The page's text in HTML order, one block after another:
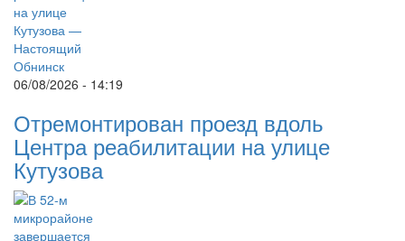
06/08/2026 - 14:19
Отремонтирован проезд вдоль
Центра реабилитации на улице
Кутузова